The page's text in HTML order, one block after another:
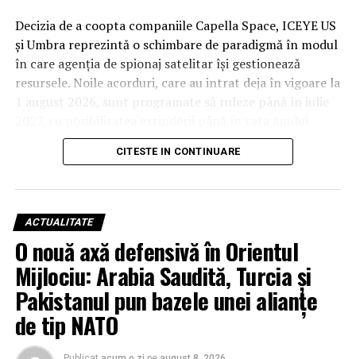
Decizia de a coopta companiile Capella Space, ICEYE US
și Umbra reprezintă o schimbare de paradigmă în modul
în care agenția de spionaj satelitar își gestionează
resursele. Noile acorduri, care au intrat deja în vigoare la
1 august 2026, sunt programate să ruleze până în iulie
2029. Deși valorile financiare rămân confidențiale din
cauza bugetului clasificat al agenției, impactul
De la studii la operațiuni: Capella
Space, ICEYE US și Umbra devin
piloni ai securității naționale
Această tranziție nu este una întâmplătoare, ci
reprezintă evoluția firească a unor parteneriate testate
riguros în ultimii ani. Noul cadru contractual, intitulat
CITESTE IN CONTINUARE
ACTUALITATE
O nouă axă defensivă în Orientul
Mijlociu: Arabia Saudită, Turcia și
Pakistanul pun bazele unei alianțe
de tip NATO